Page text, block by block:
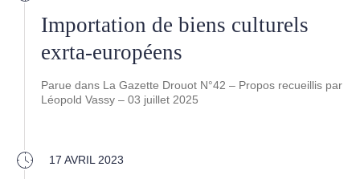
Importation de biens culturels
exrta-européens
Parue dans La Gazette Drouot N°42 – Propos recueillis par
Léopold Vassy – 03 juillet 2025
17 AVRIL 2023